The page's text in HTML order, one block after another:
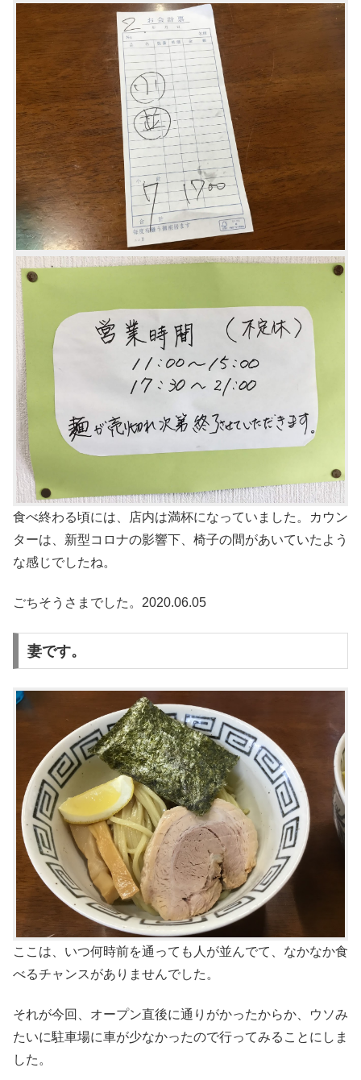
食べ終わる頃には、店内は満杯になっていました。カウン
ターは、新型コロナの影響下、椅子の間があいていたよう
な感じでしたね。
ごちそうさまでした。2020.06.05
妻です。
ここは、いつ何時前を通っても人が並んでて、なかなか食
べるチャンスがありませんでした。
それが今回、オープン直後に通りがかったからか、ウソみ
たいに駐車場に車が少なかったので行ってみることにしま
した。